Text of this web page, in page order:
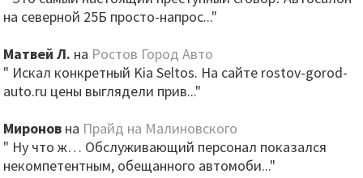
на северной 25Б просто-напрос..."
Матвей Л. на Ростов Город Авто
" Искал конкретный Kia Seltos. На сайте rostov-gorod-
auto.ru цены выглядели прив..."
Миронов на Прайд на Малиновского
" Ну что ж… Обслуживающий персонал показался
некомпетентным, обещанного автомоби..."